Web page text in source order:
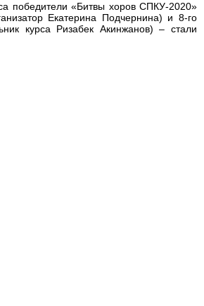
победители «Битвы хоров СПКУ-2020»
Екатерина Подчернина) и 8-го
курса Ризабек Акинжанов) – стали